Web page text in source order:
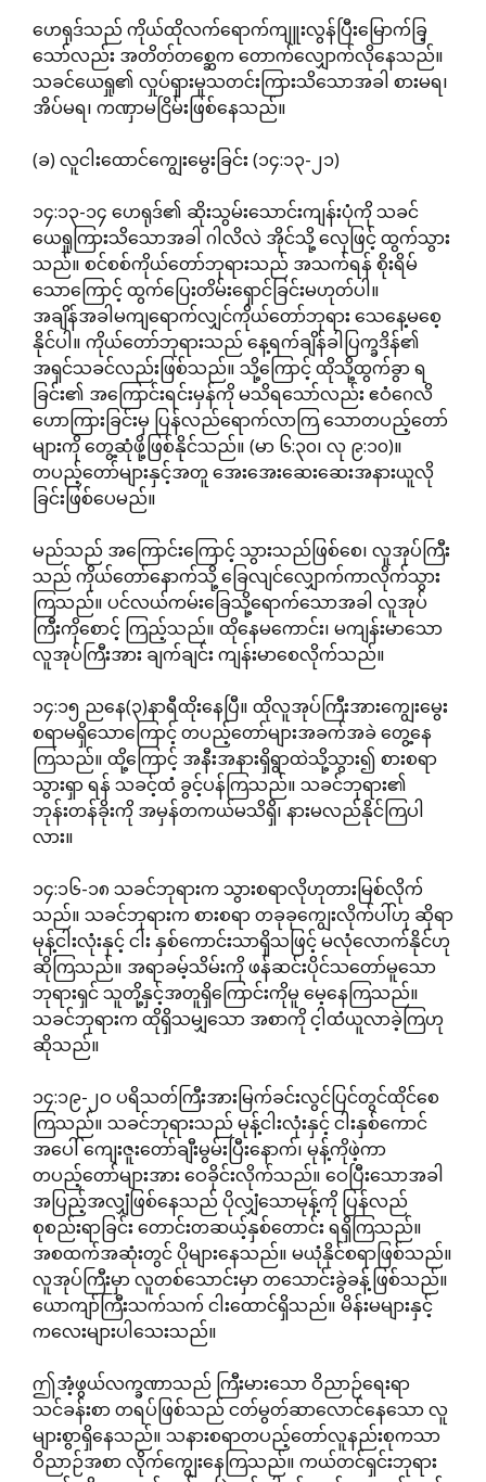
ဟေရုဒ်သည် ကိုယ်ထိုလက်ရောက်ကျူးလွန်ပြီးမြောက်ခြ့
သော်လည်း အတိတ်တစ္ဆေက တောက်လျှောက်လိုနေသည်။
သခင်ယေရှု၏ လှုပ်ရှားမှုသတင်းကြားသိသောအခါ စားမရ၊
အိပ်မရ၊ ကဏှာမငြိမ်းဖြစ်နေသည်။
(ခ) လူငါးထောင်ကျွေးမွေးခြင်း (၁၄:၁၃-၂၁)
၁၄:၁၃-၁၄ ဟေရုဒ်၏ ဆိုးသွမ်းသောင်းကျန်းပုံကို သခင်
ယေရှုကြားသိသောအခါ ဂါလိလဲ အိုင်သို့ လှေဖြင့် ထွက်သွား
သည်။ စင်စစ်ကိုယ်တော်ဘုရားသည် အသက်ရန် စိုးရိမ်
သောကြောင့် ထွက်ပြေးတိမ်းရှောင်ခြင်းမဟုတ်ပါ။
အချိန်အခါမကျရောက်လျှင်ကိုယ်တော်ဘုရား သေနေ့မစေ့
နိုင်ပါ။ ကိုယ်တော်ဘုရားသည် နေ့ရက်ချိန်ခါပြက္ခဒိန်၏
အရှင်သခင်လည်းဖြစ်သည်။ သို့ကြောင့် ထိုသို့ထွက်ခွာ ရ
ခြင်း၏ အကြောင်းရင်းမှန်ကို မသိရသော်လည်း ဧဝံဂေလိ
ဟောကြားခြင်းမှ ပြန်လည်ရောက်လာကြ သောတပည့်တော်
များကို တွေ့ဆုံဖို့ဖြစ်နိုင်သည်။ (မာ ၆:၃၀၊ လု ၉:၁၀)။
တပည့်တော်များနှင့်အတူ အေးအေးဆေးဆေးအနားယူလို
ခြင်းဖြစ်ပေမည်။
မည်သည် အကြောင်းကြောင့် သွားသည်ဖြစ်စေ၊ လူအုပ်ကြီး
သည် ကိုယ်တော်နောက်သို့ ခြေလျင်လျှောက်ကာလိုက်သွား
ကြသည်။ ပင်လယ်ကမ်းခြေသို့ရောက်သောအခါ လူအုပ်
ကြီးကိုစောင့် ကြည့်သည်။ ထိုနေမကောင်း၊ မကျန်းမာသော
လူအုပ်ကြီးအား ချက်ချင်း ကျန်းမာစေလိုက်သည်။
၁၄:၁၅ ညနေ(၃)နာရီထိုးနေပြီ။ ထိုလူအုပ်ကြီးအားကျွေးမွေး
စရာမရှိသောကြောင့် တပည့်တော်များအခက်အခဲ တွေ့နေ
ကြသည်။ ထို့ကြောင့် အနီးအနားရှိရွာထဲသို့သွား၍ စားစရာ
သွားရှာ ရန် သခင့်ထံ ခွင့်ပန်ကြသည်။ သခင်ဘုရား၏
ဘုန်းတန်ခိုးကို အမှန်တကယ်မသိရှိ၊ နားမလည်နိုင်ကြပါ
လား။
၁၄:၁၆-၁၈ သခင်ဘုရားက သွားစရာလိုဟုတားမြစ်လိုက်
သည်။ သခင်ဘုရားက စားစရာ တခုခုကျွေးလိုက်ပါ်ဟု ဆိုရာ
မုန့်ငါးလုံးနှင့် ငါး နှစ်ကောင်းသာရှိသဖြင့် မလုံလောက်နိုင်ဟု
ဆိုကြသည်။ အရာခမ့်သိမ်းကို ဖန်ဆင်းပိုင်သတော်မူသော
ဘုရားရှင် သူတို့နှင့်အတူရှိကြောင်းကိုမူ မေ့နေကြသည်။
သခင်ဘုရားက ထိုရှိသမျှသော အစာကို င့ါထံယူလာခဲ့ကြဟု
ဆိုသည်။
၁၄:၁၉-၂ဝ ပရိသတ်ကြီးအားမြက်ခင်းလွင်ပြင်တွင်ထိုင်စေ
ကြသည်။ သခင်ဘုရားသည် မုန့်ငါးလုံးနှင့် ငါးနှစ်ကောင်
အပေါ် ကျေးဇူးတော်ချီးမွမ်းပြီးနောက်၊ မုန့်ကိုဖဲ့ကာ
တပည့်တော်များအား ဝေခိုင်းလိုက်သည်။ ဝေပြီးသောအခါ
အပြည့်အလျှံဖြစ်နေသည် ပိုလျှံသောမုန့်ကို ပြန်လည်
စုစည်းရာခြင်း တောင်းတဆယ့်နှစ်တောင်း ရရှိကြသည်။
အစထက်အဆုံးတွင် ပိုများနေသည်။ မယုံနိုင်စရာဖြစ်သည်။
လူအုပ်ကြီးမှာ လူတစ်သောင်းမှာ တသောင်းခွဲခန့်ဖြစ်သည်။
ယောကျာ်ကြီးသက်သက် ငါးထောင်ရှိသည်။ မိန်းမများနှင့်
ကလေးများပါသေးသည်။
ဤအံ့ဖွယ်လက္ခဏာသည် ကြီးမားသော ဝိညာဉ်ရေးရာ
သင်ခန်းစာ တရပ်ဖြစ်သည် ငတ်မွတ်ဆာလောင်နေသော လူ
များစွာရှိနေသည်။ သနားစရာတပည့်တော်လူနည်းစုကသာ
ဝိညာဉ်အစာ လိုက်ကျွေးနေကြသည်။ ကယ်တင်ရှင်းဘုရား